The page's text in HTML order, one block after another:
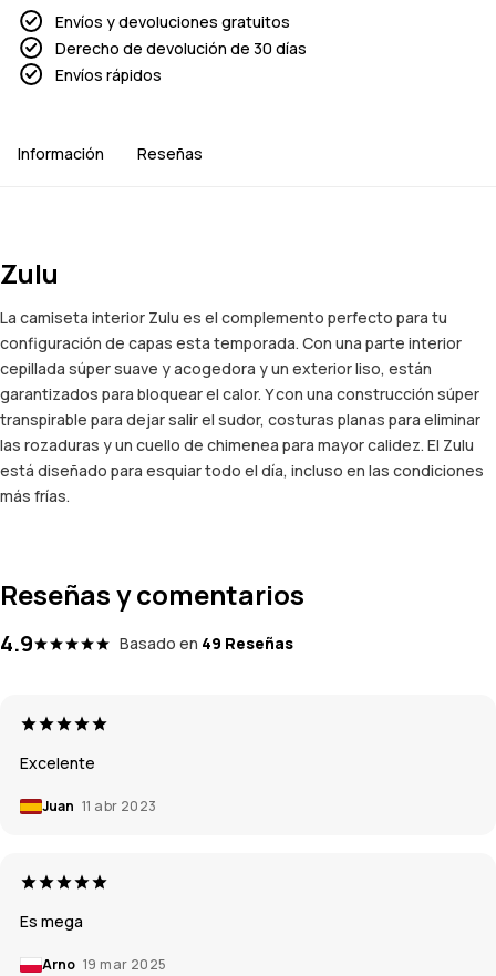
Envíos y devoluciones gratuitos
Derecho de devolución de 30 días
Envíos rápidos
Información Reseñas
Zulu
La camiseta interior Zulu es el complemento perfecto para tu
configuración de capas esta temporada. Con una parte interior
cepillada súper suave y acogedora y un exterior liso, están
garantizados para bloquear el calor. Y con una construcción súper
transpirable para dejar salir el sudor, costuras planas para eliminar
las rozaduras y un cuello de chimenea para mayor calidez. El Zulu
está diseñado para esquiar todo el día, incluso en las condiciones
más frías.
Reseñas y comentarios
4.9 Basado en 49 Reseñas
Excelente
Juan 11 abr 2023
Es mega
Arno 19 mar 2025